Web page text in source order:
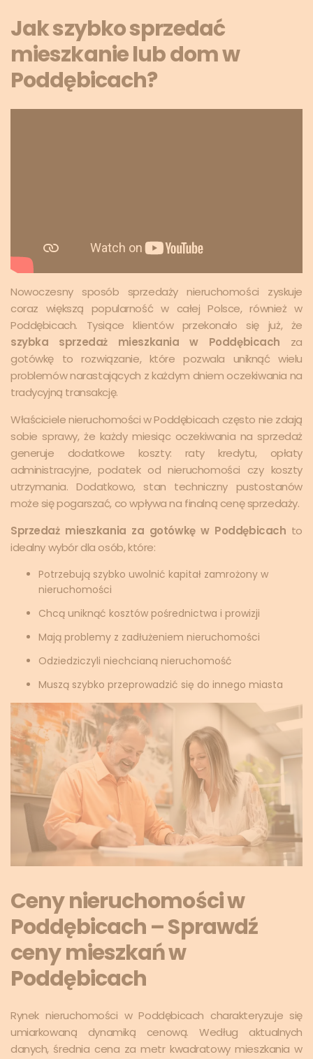
Jak szybko sprzedać
mieszkanie lub dom w
Poddębicach?
Nowoczesny sposób sprzedaży nieruchomości zyskuje
coraz większą popularność w całej Polsce, również w
Poddębicach. Tysiące klientów przekonało się już, że
szybka sprzedaż mieszkania w Poddębicach za
gotówkę to rozwiązanie, które pozwala uniknąć wielu
problemów narastających z każdym dniem oczekiwania na
tradycyjną transakcję.
Właściciele nieruchomości w Poddębicach często nie zdają
sobie sprawy, że każdy miesiąc oczekiwania na sprzedaż
generuje dodatkowe koszty: raty kredytu, opłaty
administracyjne, podatek od nieruchomości czy koszty
utrzymania. Dodatkowo, stan techniczny pustostanów
może się pogarszać, co wpływa na finalną cenę sprzedaży.
Sprzedaż mieszkania za gotówkę w Poddębicach to
idealny wybór dla osób, które:
Potrzebują szybko uwolnić kapitał zamrożony w
nieruchomości
Chcą uniknąć kosztów pośrednictwa i prowizji
Mają problemy z zadłużeniem nieruchomości
Odziedziczyli niechcianą nieruchomość
Muszą szybko przeprowadzić się do innego miasta
Ceny nieruchomości w
Poddębicach – Sprawdź
ceny mieszkań w
Poddębicach
Rynek nieruchomości w Poddębicach charakteryzuje się
umiarkowaną dynamiką cenową. Według aktualnych
danych, średnia cena za metr kwadratowy mieszkania w